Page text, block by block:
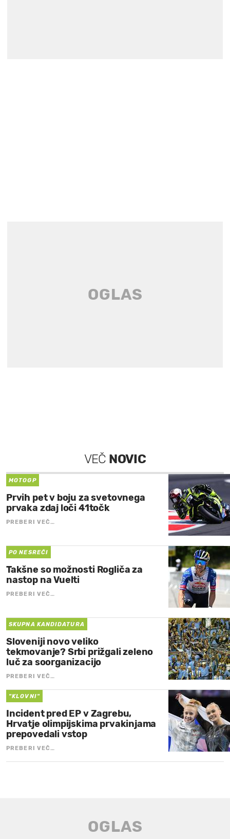
VEČ NOVIC
MOTOGP
Prvih pet v boju za svetovnega
prvaka zdaj loči 41točk
PREBERI VEČ…
PO NESREČI
Takšne so možnosti Rogliča za
nastop na Vuelti
PREBERI VEČ…
SKUPNA KANDIDATURA
Sloveniji novo veliko
tekmovanje? Srbi prižgali zeleno
luč za soorganizacijo
PREBERI VEČ…
"KLOVNI"
Incident pred EP v Zagrebu,
Hrvatje olimpijskima prvakinjama
prepovedali vstop
PREBERI VEČ…